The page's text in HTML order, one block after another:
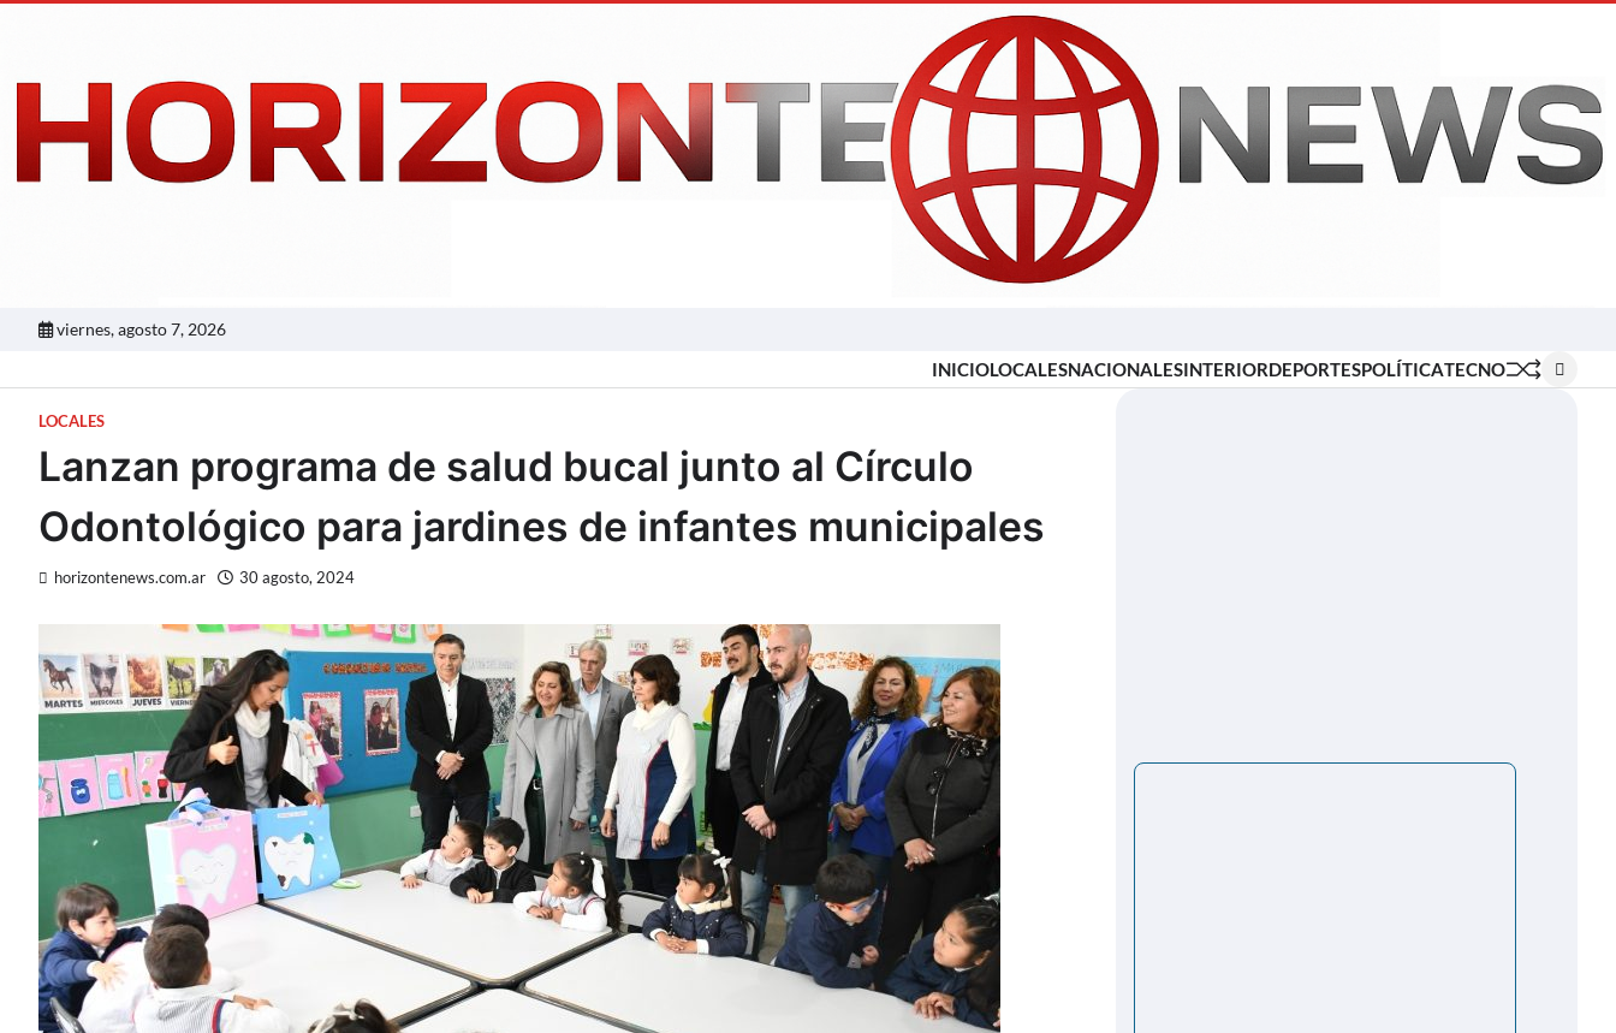
viernes, agosto 7, 2026
INICIOLOCALESNACIONALESINTERIORDEPORTESPOLÍTICATECNO
LOCALES
Lanzan programa de salud bucal junto al Círculo
Odontológico para jardines de infantes municipales
horizontenews.com.ar 30 agosto, 2024